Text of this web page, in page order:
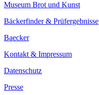
Museum Brot und Kunst
Bäckerfinder & Prüfergebnisse
Baecker
Kontakt & Impressum
Datenschutz
Presse